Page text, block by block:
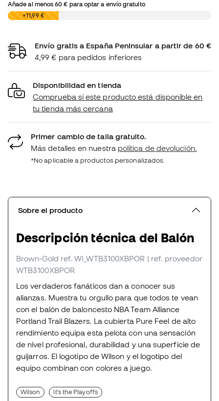
Añade al menos60 € para optar a envío gratuito
0,00 €+11,99 €
Envío gratis a España Peninsular a partir de 60 €
4,99 € para pedidos inferiores
Disponibilidad en tienda
Comprueba si este producto está disponible en
tu tienda más cercana
Primer cambio de talla gratuito.
Más detalles en nuestra política de devolución.
*No aplicable a productos personalizados.
Sobre el producto
Descripción técnica del Balón
Brown-Gold ref. WI_WTB3100XBPOR | ref. proveedor
WTB3100XBPOR
Los verdaderos fanáticos dan a conocer sus
alianzas. Muestra tu orgullo para que todos te vean
con el balón de baloncesto NBA Team Alliance
Portland Trail Blazers. La cubierta Pure Feel de alto
rendimiento equipa esta pelota con una sensación
de nivel profesional, durabilidad y una superficie de
guijarros. El logotipo de Wilson y el logotipo del
equipo combinan con colores a juego.
Wilson It's the Playoffs